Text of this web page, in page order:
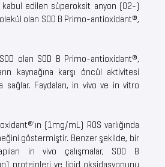
edilen süperoksit anyon (O2-)
olan SOD B Primo-antioxidant®,
olan SOD B Primo-antioxidant®,
kaynağına karşı öncül aktivitesi
Faydaları, in vivo ve in vitro
(1mg/mL) ROS varlığında
göstermiştir. Benzer şekilde, bir
in vivo çalışmalar, SOD B
proteinleri ve lipid oksidasyonunu